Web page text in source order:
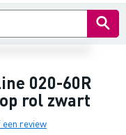
020-60R
rol zwart
review